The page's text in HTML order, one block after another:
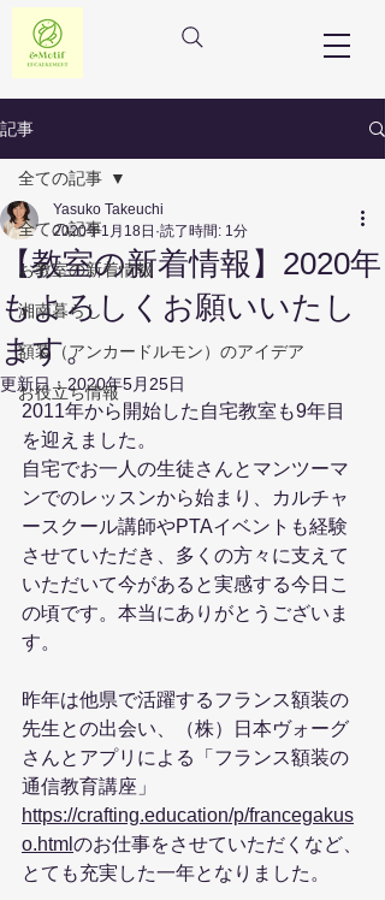
アンドモチーフ
記事
全ての記事
お教室の新着情報
湘南暮らし
額装（アンカードルモン）のアイデア
お役立ち情報
全ての記事
【教室の新着情報】2020年
もよろしくお願いいたし
ます。
Yasuko Takeuchi
2020年1月18日 読了時間: 1分
更新日：2020年5月25日
2011年から開始した自宅教室も9年目
を迎えました。
自宅でお一人の生徒さんとマンツーマ
ンでのレッスンから始まり、カルチャ
ースクール講師やPTAイベントも経験
させていただき、多くの方々に支えて
いただいて今があると実感する今日こ
の頃です。本当にありがとうございま
す。
昨年は他県で活躍するフランス額装の
先生との出会い、（株）日本ヴォーグ
さんとアプリによる「フランス額装の
通信教育講座」
https://crafting.education/p/francegakus
o.html のお仕事をさせていただくなど、
とても充実した一年となりました。